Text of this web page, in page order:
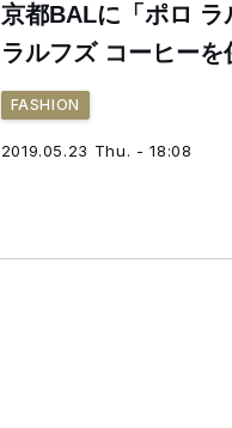
京都BALに「ポロ ラ
ラルフズ コーヒーを
FASHION
2019.05.23 Thu. - 18:08